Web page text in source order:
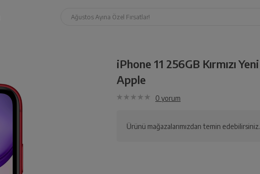
Ağustos Ayına Özel Fırsatlar!
iPhone 11 256GB Kırmızı Yeni
Apple
0 yorum
Ürünü mağazalarımızdan temin edebilirsiniz.